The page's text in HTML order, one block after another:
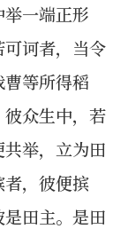
一端正形
诃者，当令
等所得稻
众生中，若
举，立为田
，彼便摈
田主。是田